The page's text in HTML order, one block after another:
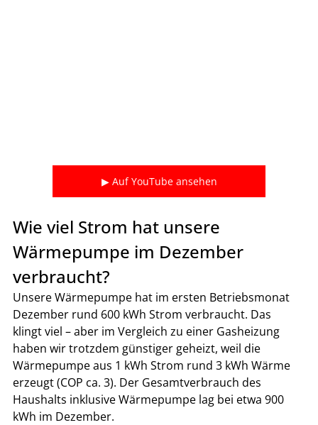
▶ Auf YouTube ansehen
Wie viel Strom hat unsere
Wärmepumpe im Dezember
verbraucht?
Unsere Wärmepumpe hat im ersten Betriebsmonat
Dezember rund 600 kWh Strom verbraucht. Das
klingt viel – aber im Vergleich zu einer Gasheizung
haben wir trotzdem günstiger geheizt, weil die
Wärmepumpe aus 1 kWh Strom rund 3 kWh Wärme
erzeugt (COP ca. 3). Der Gesamtverbrauch des
Haushalts inklusive Wärmepumpe lag bei etwa 900
kWh im Dezember.